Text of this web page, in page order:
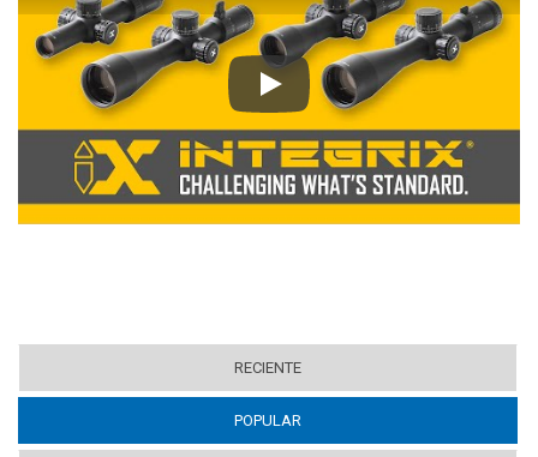
Play
RECIENTE
POPULAR